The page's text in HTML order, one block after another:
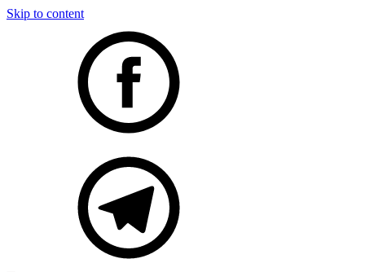
Skip to content